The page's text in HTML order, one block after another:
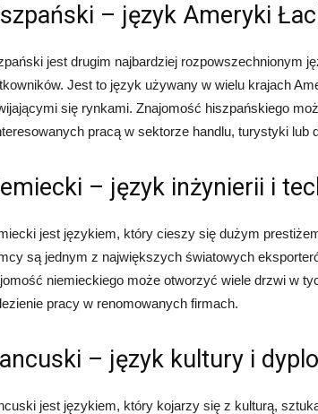
– język Ameryki
jest drugim najbardziej rozpowszechnionym
Jest to język używany w wielu krajach
się rynkami. Znajomość hiszpańskiego
pracą w sektorze handlu, turystyki lub
– język inżynierii i
jest językiem, który cieszy się dużym
są jednym z największych światowych
niemieckiego może otworzyć wiele drzwi w
pracy w renomowanych firmach.
– język kultury i
jest językiem, który kojarzy się z kulturą,